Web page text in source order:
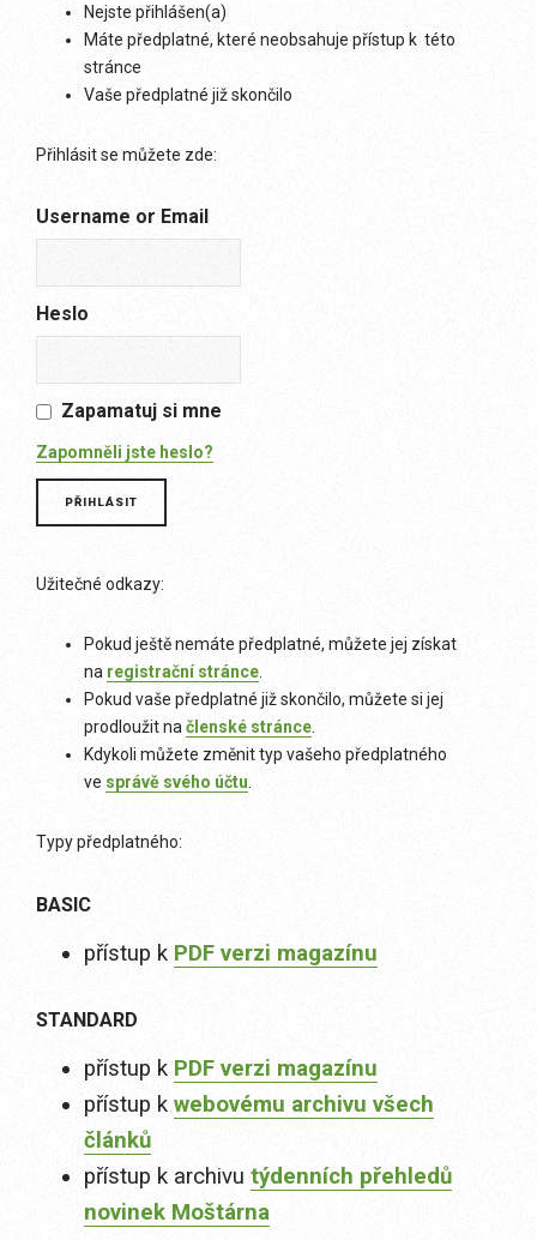
Nejste přihlášen(a)
Máte předplatné, které neobsahuje přístup k této
stránce
Vaše předplatné již skončilo
Přihlásit se můžete zde:
Username or Email
Heslo
Zapamatuj si mne
Zapomněli jste heslo?
Užitečné odkazy:
Pokud ještě nemáte předplatné, můžete jej získat
na registrační stránce
Pokud vaše předplatné již skončilo, můžete si jej
prodloužit na členské stránce
Kdykoli můžete změnit typ vašeho předplatného
ve správě svého účtu
Typy předplatného:
BASIC
přístup k PDF verzi magazínu
STANDARD
přístup k PDF verzi magazínu
přístup k webovému archivu všech
článků
přístup k archivu týdenních přehledů
novinek Moštárna